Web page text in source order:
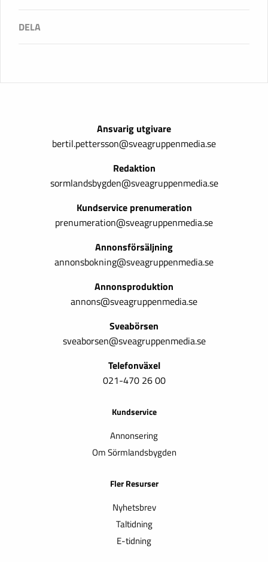
Ansvarig utgivare
bertil.pettersson@sveagruppenmedia.se
Redaktion
sormlandsbygden@sveagruppenmedia.se
Kundservice prenumeration
prenumeration@sveagruppenmedia.se
Annonsförsäljning
annonsbokning@sveagruppenmedia.se
Annonsproduktion
annons@sveagruppenmedia.se
Sveabörsen
sveaborsen@sveagruppenmedia.se
Telefonväxel
021-470 26 00
Kundservice
Annonsering
Om Sörmlandsbygden
Fler Resurser
Nyhetsbrev
Taltidning
E-tidning